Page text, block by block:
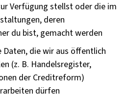
Verfügung stellst oder die im
deren
du bist, gemacht werden
Daten, die wir aus öffentlich
(z. B. Handelsregister,
der Creditreform)
dürfen